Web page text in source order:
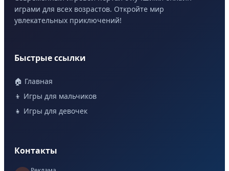
играми для всех возрастов. Откройте мир
увлекательных приключений!
Быстрые ссылки
🏠 Главная
👦 Игры для мальчиков
👧 Игры для девочек
Контакты